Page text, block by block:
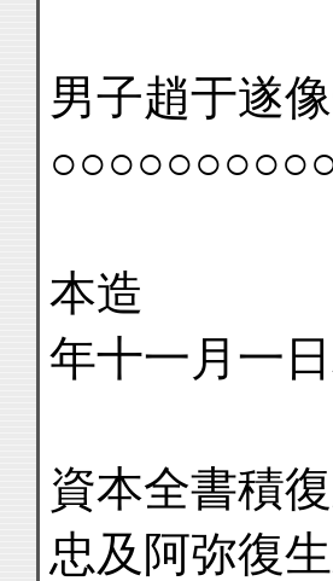
男子趙于遂
本造
年十一月一
資本全書積
忠及阿弥復